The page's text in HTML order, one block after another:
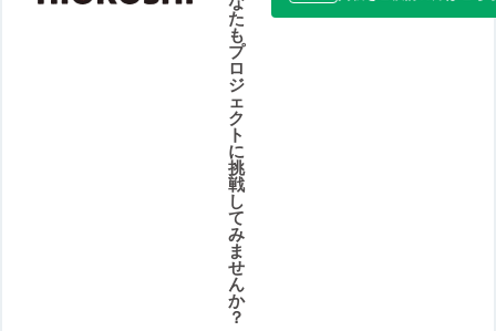
た
も
プ
ロ
ジ
ェ
ク
ト
に
挑
戦
し
て
み
ま
せ
ん
か
？